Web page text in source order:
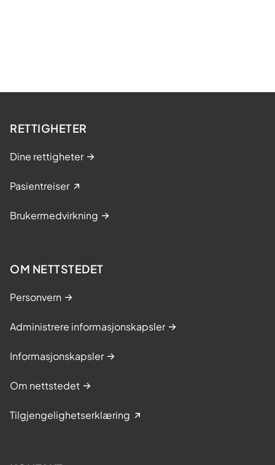
RETTIGHETER
Dine rettigheter
Pasientreiser
Brukermedvirkning
OM NETTSTEDET
Personvern
Administrere informasjonskapsler
Informasjonskapsler
Om nettstedet
Tilgjengelighetserklæring